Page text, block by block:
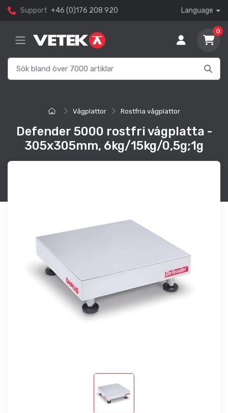
Support +46 (0)176 208 920 Language
0
Vågplattor Rostfria vågplattor
Defender 5000 rostfri vågplatta -
305x305mm, 6kg/15kg/0,5g;1g